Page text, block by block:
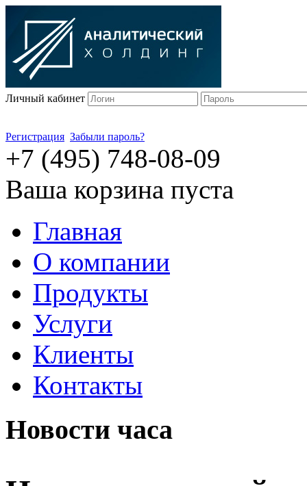
Личный кабинет
Регистрация Забыли пароль?
+7 (495) 748-08-09
Ваша корзина пуста
Главная
О компании
Продукты
Услуги
Клиенты
Контакты
Новости часа